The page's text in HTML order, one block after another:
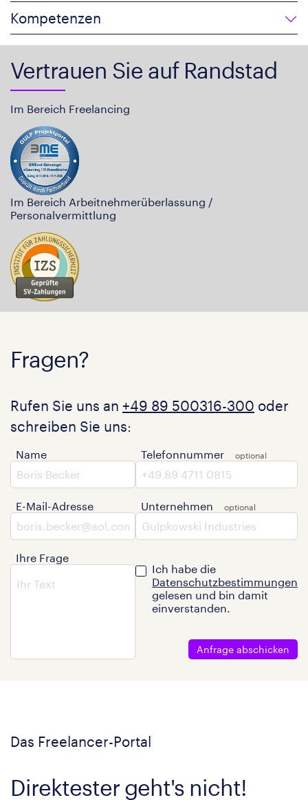
Kompetenzen
Vertrauen Sie auf Randstad
Im Bereich Freelancing
Im Bereich Arbeitnehmerüberlassung /
Personalvermittlung
Fragen?
Rufen Sie uns an +49 89 500316-300 oder
schreiben Sie uns:
Name
E-Mail-Adresse
Ihre Frage
Telefonnummer
Unternehmen
Ich habe die
Datenschutzbestimmungen
gelesen und bin damit
einverstanden.
Anfrage abschicken
Das Freelancer-Portal
Direktester geht's nicht!